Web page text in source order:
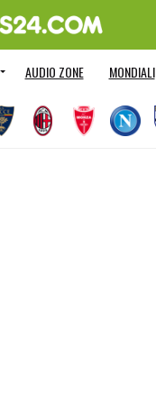
AUDIO ZONE MONDIALI